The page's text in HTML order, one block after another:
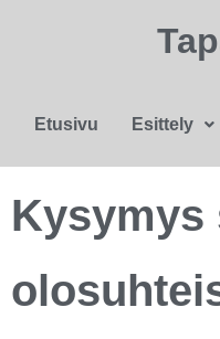
Etusivu Esittely
Kysymys